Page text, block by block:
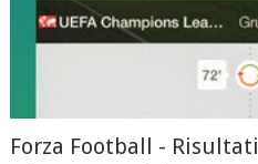
Forza Football -